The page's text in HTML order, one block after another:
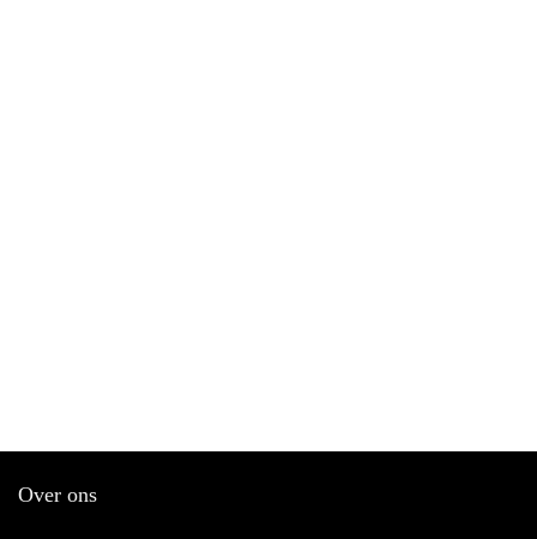
Over ons